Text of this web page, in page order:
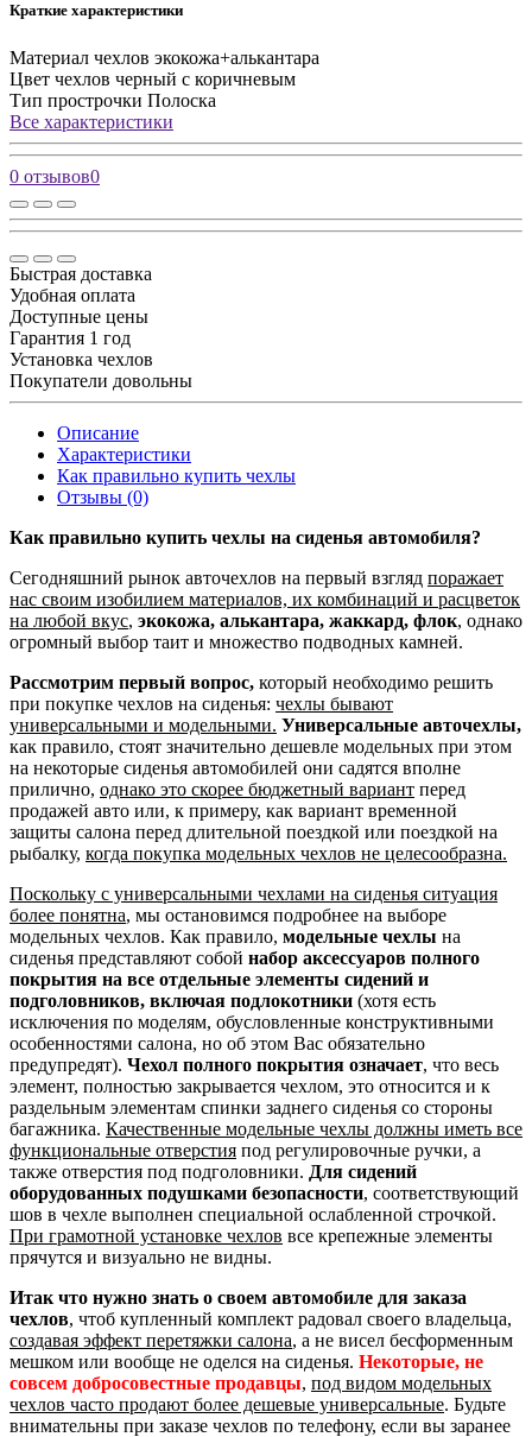
Краткие характеристики
Материал чехлов экокожа+алькантара
Цвет чехлов черный с коричневым
Тип прострочки Полоска
Все характеристики
0 отзывов0
Быстрая доставка
Удобная оплата
Доступные цены
Гарантия 1 год
Установка чехлов
Покупатели довольны
Описание
Характеристики
Как правильно купить чехлы
Отзывы (0)
Как правильно купить чехлы на сиденья автомобиля?
Сегодняшний рынок авточехлов на первый взгляд поражает
нас своим изобилием материалов, их комбинаций и расцветок
на любой вкус, экокожа, алькантара, жаккард, флок, однако
огромный выбор таит и множество подводных камней.
Рассмотрим первый вопрос, который необходимо решить
при покупке чехлов на сиденья: чехлы бывают
универсальными и модельными. Универсальные авточехлы,
как правило, стоят значительно дешевле модельных при этом
на некоторые сиденья автомобилей они садятся вполне
прилично, однако это скорее бюджетный вариант перед
продажей авто или, к примеру, как вариант временной
защиты салона перед длительной поездкой или поездкой на
рыбалку, когда покупка модельных чехлов не целесообразна.
Поскольку с универсальными чехлами на сиденья ситуация
более понятна, мы остановимся подробнее на выборе
модельных чехлов. Как правило, модельные чехлы на
сиденья представляют собой набор аксессуаров полного
покрытия на все отдельные элементы сидений и
подголовников, включая подлокотники (хотя есть
исключения по моделям, обусловленные конструктивными
особенностями салона, но об этом Вас обязательно
предупредят). Чехол полного покрытия означает, что весь
элемент, полностью закрывается чехлом, это относится и к
раздельным элементам спинки заднего сиденья со стороны
багажника. Качественные модельные чехлы должны иметь все
функциональные отверстия под регулировочные ручки, а
также отверстия под подголовники. Для сидений
оборудованных подушками безопасности, соответствующий
шов в чехле выполнен специальной ослабленной строчкой.
При грамотной установке чехлов все крепежные элементы
прячутся и визуально не видны.
Итак что нужно знать о своем автомобиле для заказа
чехлов, чтоб купленный комплект радовал своего владельца,
создавая эффект перетяжки салона, а не висел бесформенным
мешком или вообще не оделся на сиденья. Некоторые, не
совсем добросовестные продавцы, под видом модельных
чехлов часто продают более дешевые универсальные. Будьте
внимательны при заказе чехлов по телефону, если вы заранее